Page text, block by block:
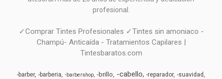
profesional.
✓Comprar Tintes Profesionales ✓Tintes sin amoniaco -
Champú- Anticaída - Tratamientos Capilares |
Tintesbaratos.com
-barber -barberia -barbershop -brillo -cabello -reparador -suavidad